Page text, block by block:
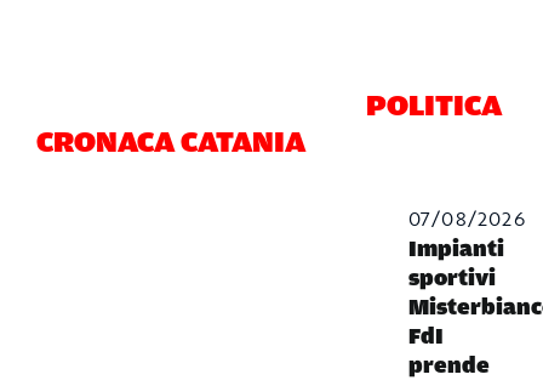
CRONACA CATANIA
POLITICA
07/08/2026
Impianti
sportivi
FdI
prende